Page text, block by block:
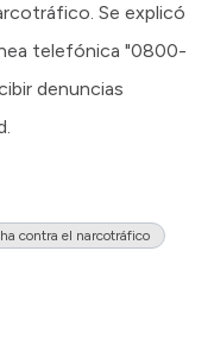
Se explicó
telefónica "0800-
denuncias
contra el narcotráfico